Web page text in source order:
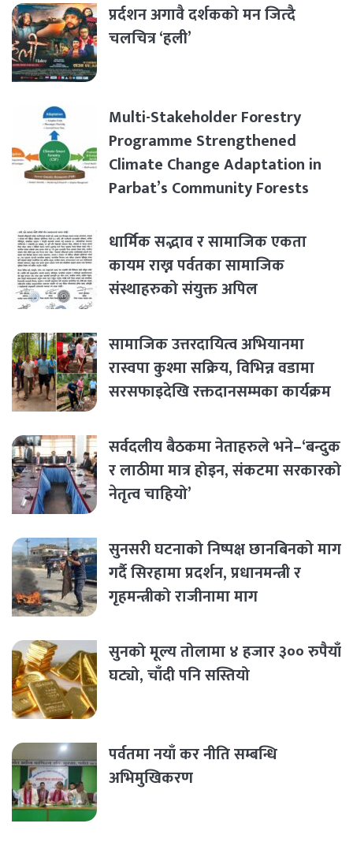
प्रर्दशन अगावै दर्शकको मन जित्दै
चलचित्र ‘हली’
Multi-Stakeholder Forestry
Programme Strengthened
Climate Change Adaptation in
Parbat’s Community Forests
धार्मिक सद्भाव र सामाजिक एकता
कायम राख्न पर्वतका सामाजिक
संस्थाहरुको संयुक्त अपिल
सामाजिक उत्तरदायित्व अभियानमा
रास्वपा कुश्मा सक्रिय, विभिन्न वडामा
सरसफाइदेखि रक्तदानसम्मका कार्यक्रम
सर्वदलीय बैठकमा नेताहरुले भने–‘बन्दुक
र लाठीमा मात्र होइन, संकटमा सरकारको
नेतृत्व चाहियो’
सुनसरी घटनाको निष्पक्ष छानबिनको माग
गर्दै सिरहामा प्रदर्शन, प्रधानमन्त्री र
गृहमन्त्रीको राजीनामा माग
सुनको मूल्य तोलामा ४ हजार ३०० रुपैयाँ
घट्यो, चाँदी पनि सस्तियो
पर्वतमा नयाँ कर नीति सम्बन्धि
अभिमुखिकरण